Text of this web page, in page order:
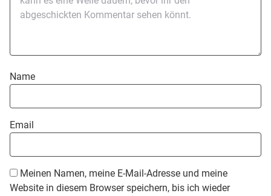
Name
Email
Meinen Namen, meine E-Mail-Adresse und meine
Website in diesem Browser speichern, bis ich wieder